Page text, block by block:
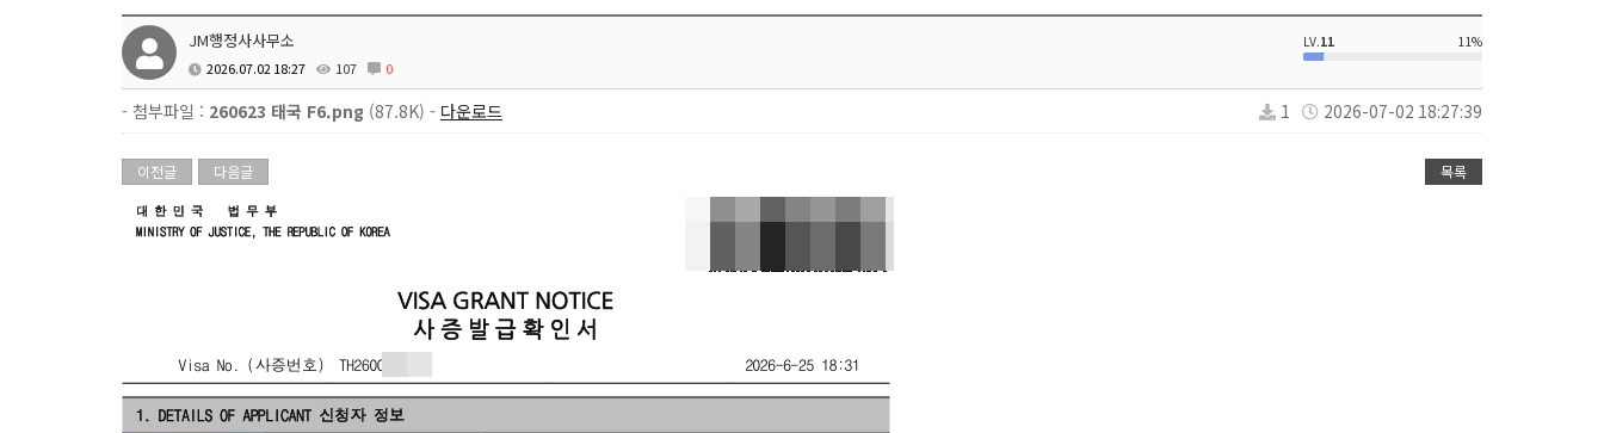
JM행정사사무소
2026.07.02 18:27 107 0
LV.11 11%
- 첨부파일 : 260623 태국 F6.png (87.8K) - 다운로드 1 2026-07-02 18:27:39
이전글 다음글 목록